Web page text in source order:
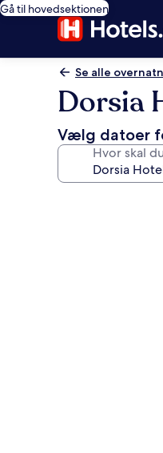
Gå til hovedsektionen
Se alle
Dorsia
Vælg datoer
Hvor skal